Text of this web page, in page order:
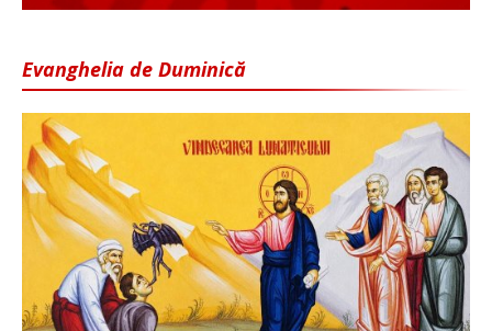
Evanghelia de Duminică